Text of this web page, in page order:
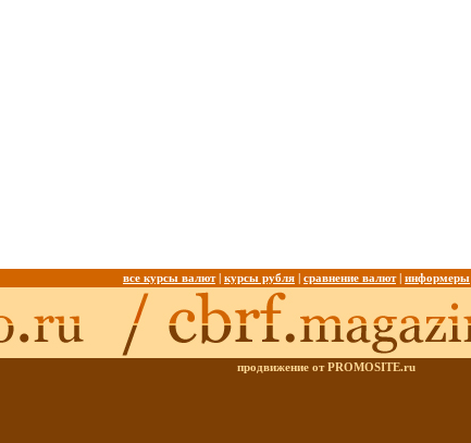
все курсы валют| курсы рубля сравнение валют| информеры
продвижение от PROMOSITE.ru